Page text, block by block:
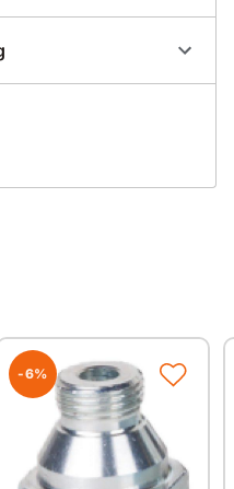
Premium
auf modernsten
und im
hergestellt.
-6%